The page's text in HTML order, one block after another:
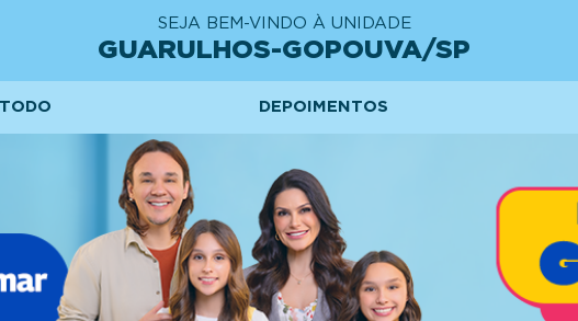
SEJA BEM-VINDO À UNIDADE
GUARULHOS-GOPOUVA/SP
DEPOIMENTOS